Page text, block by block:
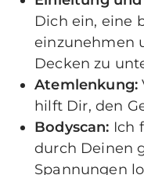
Dich ein, eine
einzunehmen
Decken zu
Atemlenkung:
hilft Dir, den
Bodyscan: Ich
durch Deinen
Spannungen